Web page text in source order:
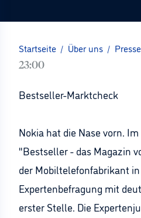
Startseite / Über uns /
23:00
Bestseller-Marktcheck
Nokia hat die Nase vorn.
"Bestseller - das Magazin
der Mobiltelefonfabrikant
Expertenbefragung mit
erster Stelle. Die